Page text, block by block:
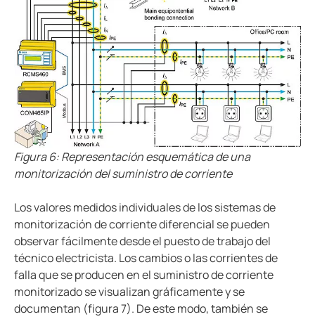
Figura 6: Representación esquemática de una
monitorización del suministro de corriente
Los valores medidos individuales de los sistemas de
monitorización de corriente diferencial se pueden
observar fácilmente desde el puesto de trabajo del
técnico electricista. Los cambios o las corrientes de
falla que se producen en el suministro de corriente
monitorizado se visualizan gráficamente y se
documentan (figura 7). De este modo, también se